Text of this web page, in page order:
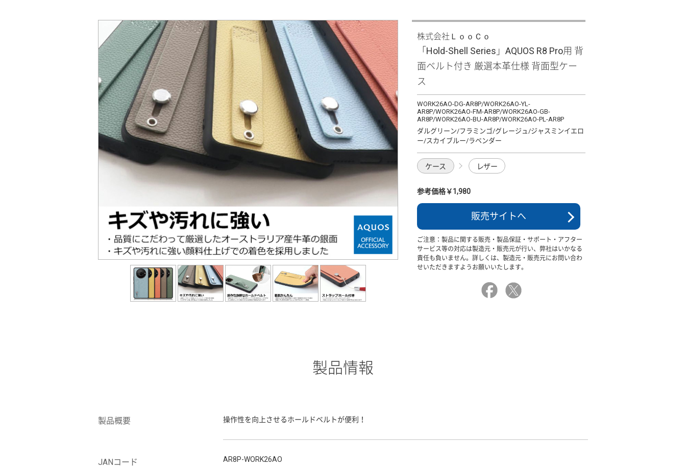
株式会社ＬｏｏＣｏ
「Hold-Shell Series」AQUOS R8 Pro用 背
面ベルト付き 厳選本革仕様 背面型ケー
ス
WORK26AO-DG-AR8P/WORK26AO-YL-
AR8P/WORK26AO-FM-AR8P/WORK26AO-GB-
AR8P/WORK26AO-BU-AR8P/WORK26AO-PL-AR8P
ダルグリーン/フラミンゴ/グレージュ/ジャスミンイエロ
ー/スカイブルー/ラベンダー
ケース レザー
参考価格￥1,980
販売サイトへ
ご注意：製品に関する販売・製品保証・サポート・アフター
サービス等の対応は製造元・販売元が行い、弊社はいかなる
責任も負いません。詳しくは、製造元・販売元にお問い合わ
せいただきますようお願いいたします。
製品情報
製品概要 操作性を向上させるホールドベルトが便利！
JANコード AR8P-WORK26AO